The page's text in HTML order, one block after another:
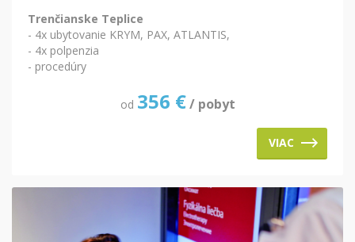
Trenčianske Teplice
- 4x ubytovanie KRYM, PAX, ATLANTIS,
- 4x polpenzia
- procedúry
od 356 € / pobyt
VIAC